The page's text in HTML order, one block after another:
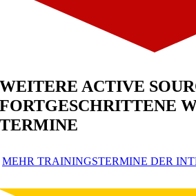
WEITERE ACTIVE
FORTGESCHRITTENE
TERMINE
MEHR TRAININGSTERMINE DER